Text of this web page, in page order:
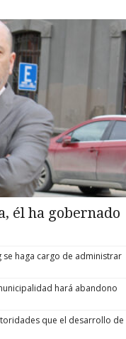
él ha gobernado
haga cargo de administrar
hará abandono
que el desarrollo de